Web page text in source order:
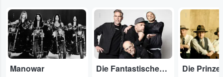
...
Manowar Die Fantastischen Vier
...
Die